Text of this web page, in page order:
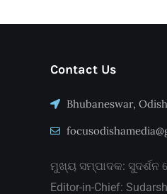
Contact Us
Bhubaneswar,
ମୁଖ୍ୟ ସମ୍ପାଦକ: ସୁଦର୍ଶନ
Editor-in-Chief: